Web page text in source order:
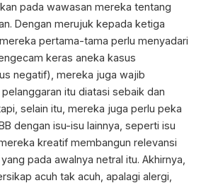
pada wawasan mereka tentang
Dengan merujuk kepada ketiga
pertama-tama perlu menyadari
keras aneka kasus
negatif), mereka juga wajib
itu diatasi sebaik dan
selain itu, mereka juga perlu peka
dengan isu-isu lainnya, seperti isu
kreatif membangun relevansi
pada awalnya netral itu. Akhirnya,
acuh tak acuh, apalagi alergi,